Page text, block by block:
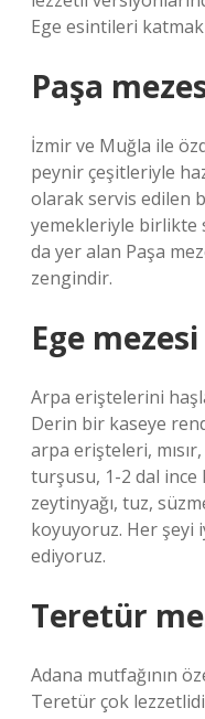
Ege esintileri
Paşa
İzmir ve Muğla ile
peynir çeşitleriyle
olarak servis edilen
yemekleriyle birlikte
da yer alan Paşa
zengindir.
Ege
Arpa eriştelerini
Derin bir kaseye
arpa erişteleri,
turşusu, 1-2 dal ince
zeytinyağı, tuz,
koyuyoruz. Her şeyi
ediyoruz.
Teretür
Adana mutfağının
Teretür çok